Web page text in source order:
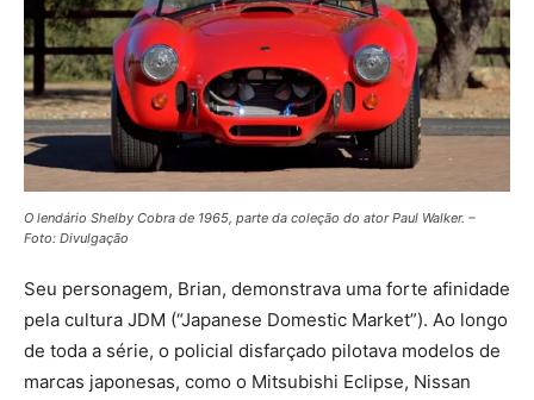
O lendário Shelby Cobra de 1965, parte da coleção do ator Paul Walker. –
Foto: Divulgação
Seu personagem, Brian, demonstrava uma forte afinidade
pela cultura JDM (“Japanese Domestic Market”). Ao longo
de toda a série, o policial disfarçado pilotava modelos de
marcas japonesas, como o Mitsubishi Eclipse, Nissan